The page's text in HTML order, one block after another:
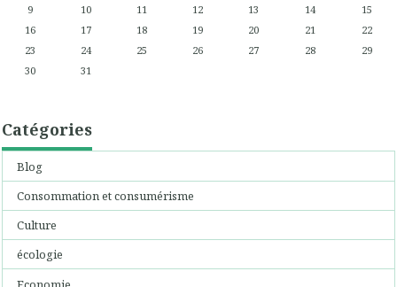
9
10 11 12 13 14
15
16
17 18 19 20 21
22
23
24 25 26 27 28
29
30
31
Catégories
Blog
Consommation et consumérisme
Culture
écologie